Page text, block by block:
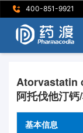
400-851-9921
Atorvastatin
阿托伐他汀
基本信息